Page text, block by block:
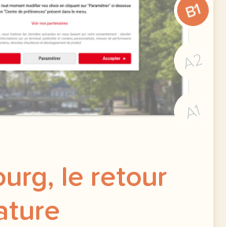
B1
A2
A1
le retour